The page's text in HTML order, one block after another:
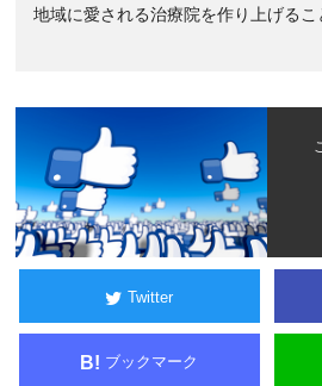
地域に愛される治療院を作り上げるこ
Twitter
B! ブックマーク